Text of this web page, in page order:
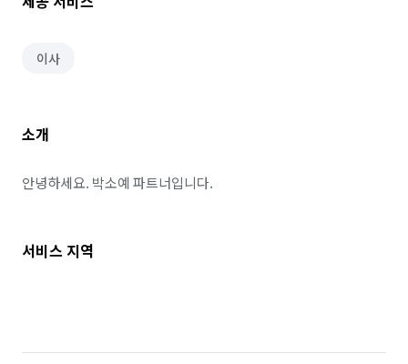
이사
소개
안녕하세요. 박소예 파트너입니다.
서비스 지역